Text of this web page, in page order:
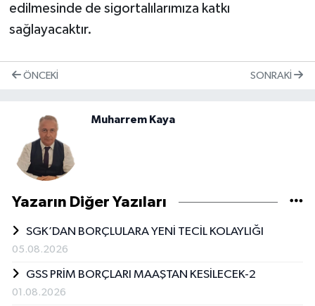
edilmesinde de sigortalılarımıza katkı
sağlayacaktır.
ÖNCEKI SONRAKI
Muharrem Kaya
Yazarın Diğer Yazıları
SGK’DAN BORÇLULARA YENİ TECİL KOLAYLIĞI
05.08.2026
GSS PRİM BORÇLARI MAAŞTAN KESİLECEK-2
01.08.2026